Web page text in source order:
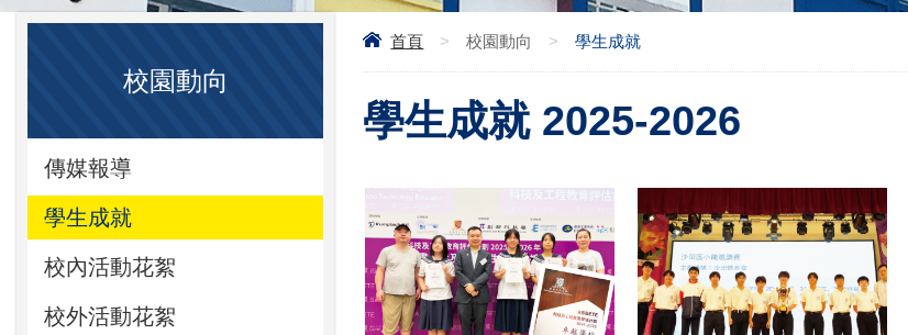
首頁 > 校園動向 > 學生成就
學生成就 2025-2026
校園動向
傳媒報導
學生成就
校內活動花絮
校外活動花絮